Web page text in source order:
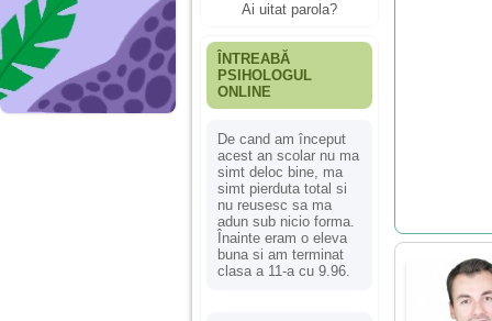
Ai uitat parola?
ÎNTREABĂ
PSIHOLOGUL
ONLINE
De cand am început
acest an scolar nu ma
simt deloc bine, ma
simt pierduta total si
nu reusesc sa ma
adun sub nicio forma.
Înainte eram o eleva
buna si am terminat
clasa a 11-a cu 9.96.